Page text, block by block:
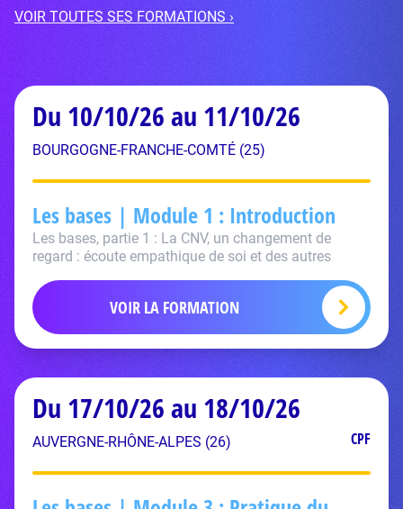
VOIR TOUTES SES FORMATIONS ›
Du 10/10/26 au 11/10/26
BOURGOGNE-FRANCHE-COMTÉ (25)
Les bases | Module 1 : Introduction
Les bases, partie 1 : La CNV, un changement de
regard : écoute empathique de soi et des autres
VOIR LA FORMATION
Du 17/10/26 au 18/10/26
AUVERGNE-RHÔNE-ALPES (26) CPF